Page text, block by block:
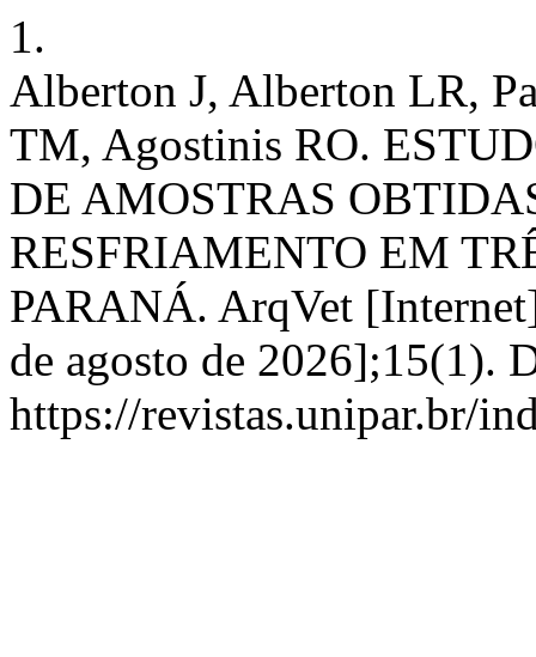
1.
Alberton J, Alberton LR,
TM, Agostinis RO.
DE AMOSTRAS
RESFRIAMENTO EM
PARANÁ. ArqVet
de agosto de 2026];15(1).
https://revistas.unipar.br/